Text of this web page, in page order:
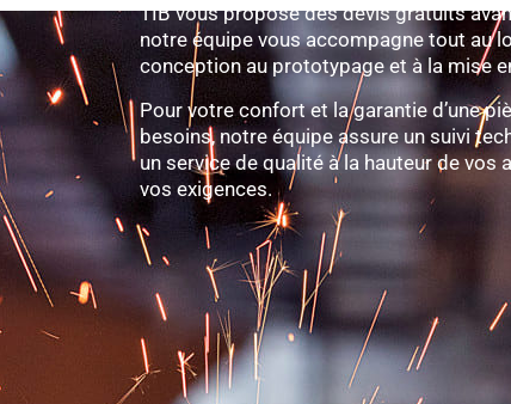
TIB vous propose des devis gratuits
notre équipe vous accompagne tout au
conception au prototypage et à la mise
Pour votre confort et la garantie d’une
besoins, notre équipe assure un suivi
un service de qualité à la hauteur de vos
vos exigences.